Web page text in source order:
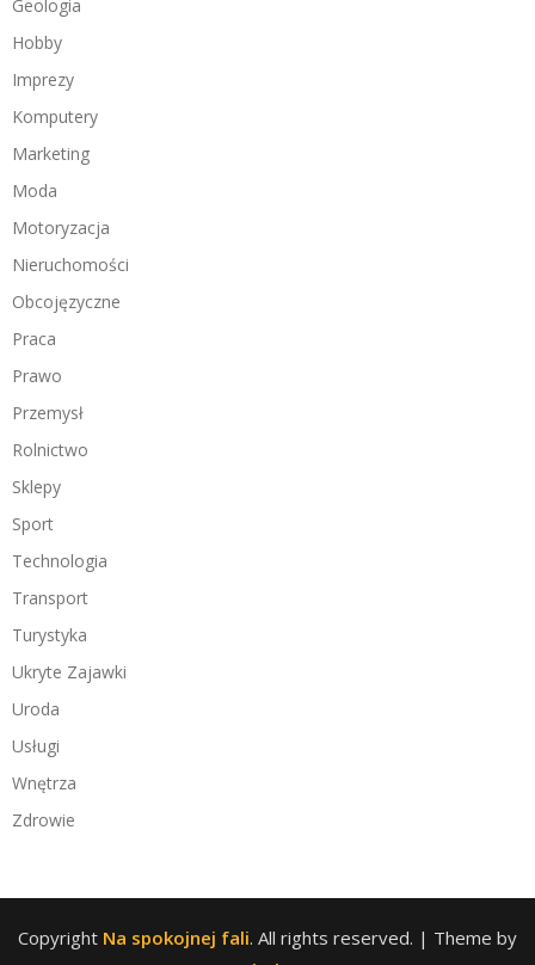
Geologia
Hobby
Imprezy
Komputery
Marketing
Moda
Motoryzacja
Nieruchomości
Obcojęzyczne
Praca
Prawo
Przemysł
Rolnictwo
Sklepy
Sport
Technologia
Transport
Turystyka
Ukryte Zajawki
Uroda
Usługi
Wnętrza
Zdrowie
Copyright Na spokojnej fali. All rights reserved. | Theme by